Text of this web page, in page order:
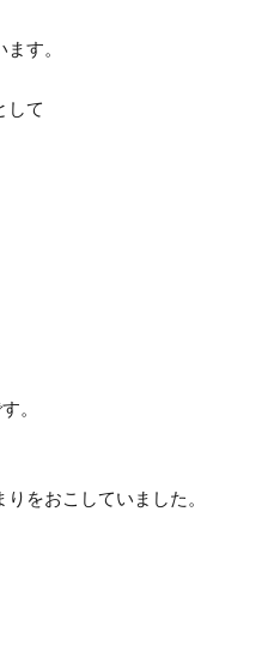
す。
して
。
をおこしていました。